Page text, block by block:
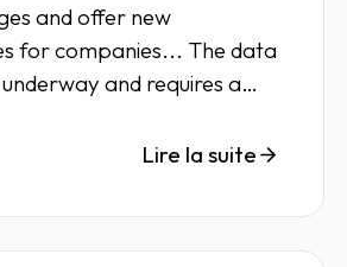
and offer new
for companies... The data
and requires a
Lire la suite